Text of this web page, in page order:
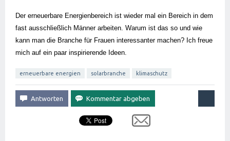
Der erneuerbare Energienbereich ist wieder mal ein Bereich in dem
fast ausschließlich Männer arbeiten. Warum ist das so und wie
kann man die Branche für Frauen interessanter machen? Ich freue
mich auf ein paar inspirierende Ideen.
erneuerbare energien solarbranche klimaschutz